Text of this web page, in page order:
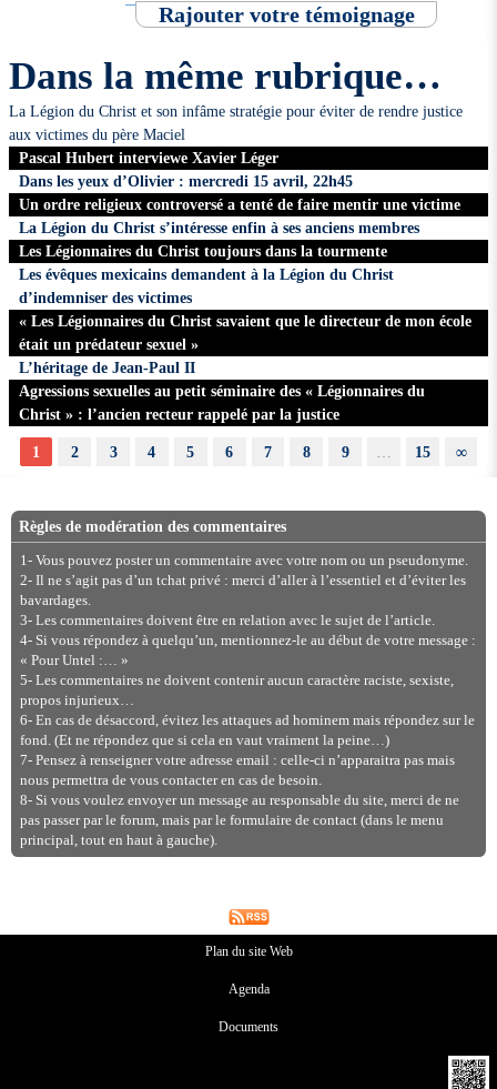
Rajouter votre témoignage
Dans la même rubrique…
La Légion du Christ et son infâme stratégie pour éviter de rendre justice
aux victimes du père Maciel
Pascal Hubert interviewe Xavier Léger
Dans les yeux d’Olivier : mercredi 15 avril, 22h45
Un ordre religieux controversé a tenté de faire mentir une victime
La Légion du Christ s’intéresse enfin à ses anciens membres
Les Légionnaires du Christ toujours dans la tourmente
Les évêques mexicains demandent à la Légion du Christ
d’indemniser des victimes
« Les Légionnaires du Christ savaient que le directeur de mon école
était un prédateur sexuel »
L’héritage de Jean-Paul II
Agressions sexuelles au petit séminaire des « Légionnaires du
Christ » : l’ancien recteur rappelé par la justice
1 2 3 4 5 6 7 8 9 15 ∞
Règles de modération des commentaires
1- Vous pouvez poster un commentaire avec votre nom ou un pseudonyme.
2- Il ne s’agit pas d’un tchat privé : merci d’aller à l’essentiel et d’éviter les
bavardages.
3- Les commentaires doivent être en relation avec le sujet de l’article.
4- Si vous répondez à quelqu’un, mentionnez-le au début de votre message :
« Pour Untel :… »
5- Les commentaires ne doivent contenir aucun caractère raciste, sexiste,
propos injurieux…
6- En cas de désaccord, évitez les attaques ad hominem mais répondez sur le
fond. (Et ne répondez que si cela en vaut vraiment la peine…)
7- Pensez à renseigner votre adresse email : celle-ci n’apparaitra pas mais
nous permettra de vous contacter en cas de besoin.
8- Si vous voulez envoyer un message au responsable du site, merci de ne
pas passer par le forum, mais par le formulaire de contact (dans le menu
principal, tout en haut à gauche).
Plan du site Web
Agenda
Documents